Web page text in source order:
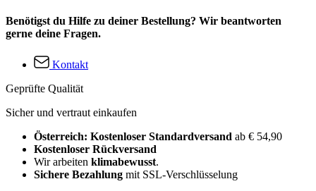
Benötigst du Hilfe zu deiner Bestellung? Wir beantworten
gerne deine Fragen.
Kontakt
Geprüfte Qualität
Sicher und vertraut einkaufen
Österreich: Kostenloser Standardversand ab € 54,90
Kostenloser Rückversand
Wir arbeiten klimabewusst.
Sichere Bezahlung mit SSL-Verschlüsselung